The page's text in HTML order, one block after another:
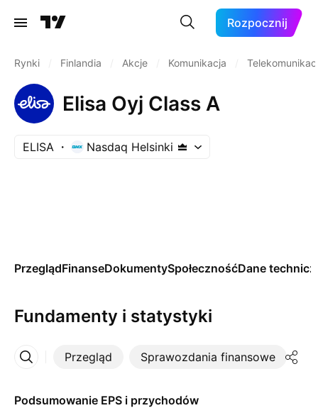
Rozpocznij
Rynki Finlandia Akcje Komunikacja
Elisa Oyj Class A
ELISA Nasdaq Helsinki
PrzeglądFinanseDokumentySpołecznośćDane
Fundamenty i statystyki
Przegląd Sprawozdania finansowe
Więcej
Podsumowanie EPS i przychodów